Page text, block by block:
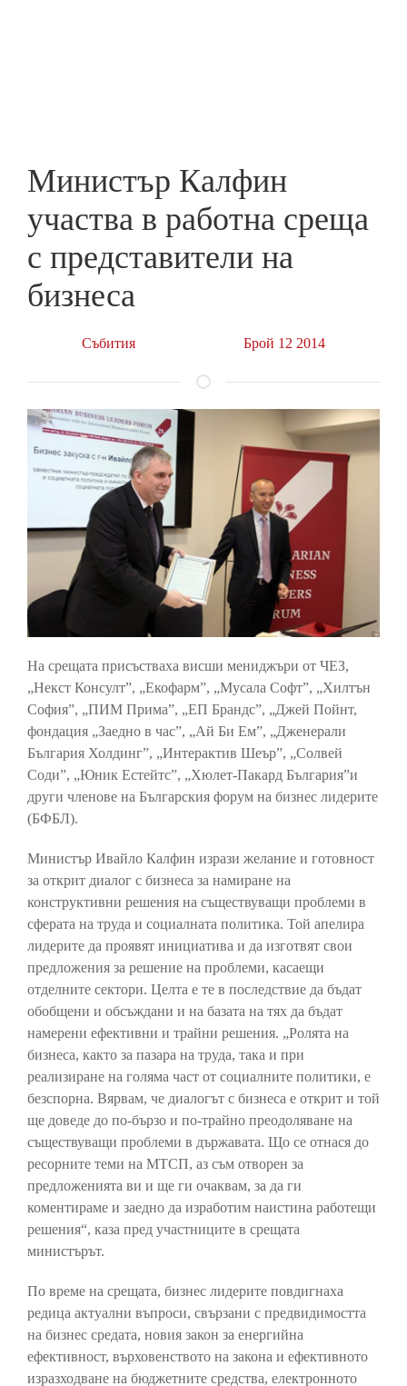
Министър Калфин
участва в работна среща
с представители на
бизнеса
Събития Брой 12 2014
На срещата присъстваха висши мениджъри от ЧЕЗ,
„Некст Консулт”, „Екофарм”, „Мусала Софт”, „Хилтън
София”, „ПИМ Прима”, „ЕП Брандс”, „Джей Пойнт,
фондация „Заедно в час”, „Ай Би Ем”, „Дженерали
България Холдинг”, „Интерактив Шеър”, „Солвей
Соди”, „Юник Естейтс”, „Хюлет-Пакард България”и
други членове на Българския форум на бизнес лидерите
(БФБЛ).
Министър Ивайло Калфин изрази желание и готовност
за открит диалог с бизнеса за намиране на
конструктивни решения на съществуващи проблеми в
сферата на труда и социалната политика. Той апелира
лидерите да проявят инициатива и да изготвят свои
предложения за решение на проблеми, касаещи
отделните сектори. Целта е те в последствие да бъдат
обобщени и обсъждани и на базата на тях да бъдат
намерени ефективни и трайни решения. „Ролята на
бизнеса, както за пазара на труда, така и при
реализиране на голяма част от социалните политики, е
безспорна. Вярвам, че диалогът с бизнеса е открит и той
ще доведе до по-бързо и по-трайно преодоляване на
съществуващи проблеми в държавата. Що се отнася до
ресорните теми на МТСП, аз съм отворен за
предложенията ви и ще ги очаквам, за да ги
коментираме и заедно да изработим наистина работещи
решения“, каза пред участниците в срещата
министърът.
По време на срещата, бизнес лидерите повдигнаха
редица актуални въпроси, свързани с предвидимостта
на бизнес средата, новия закон за енергийна
ефективност, върховенството на закона и ефективното
изразходване на бюджетните средства, електронното